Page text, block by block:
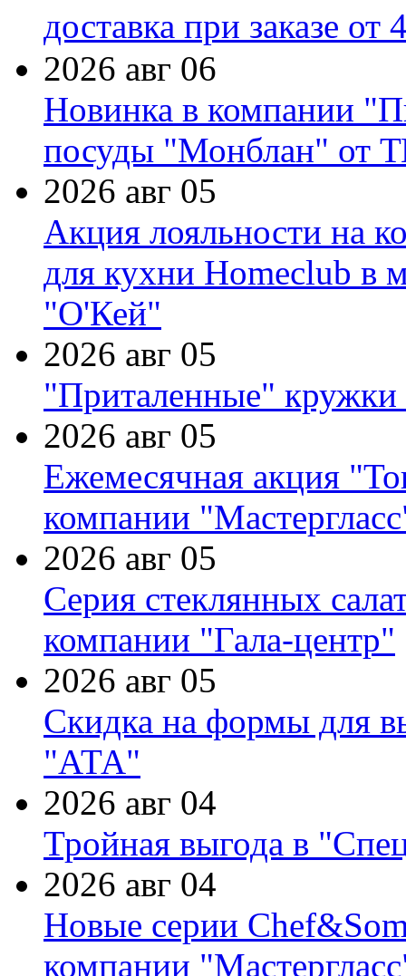
доставка при заказе от
2026 авг 06
Новинка в компании
посуды "Монблан" от
2026 авг 05
Акция лояльности на
для кухни Homeclub в
"О'Кей"
2026 авг 05
"Приталенные" кружки
2026 авг 05
Ежемесячная акция
компании
2026 авг 05
Серия стеклянных
компании "Гала-центр"
2026 авг 05
Скидка на формы для
"АТА"
2026 авг 04
Тройная выгода в
2026 авг 04
Новые серии
компании